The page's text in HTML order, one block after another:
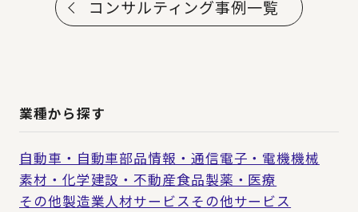
コンサルティング事例一覧
業種から探す
自動車・自動車部品情報・通信電子・電機機械
素材・化学建設・不動産食品製薬・医療
その他製造業人材サービスその他サービス